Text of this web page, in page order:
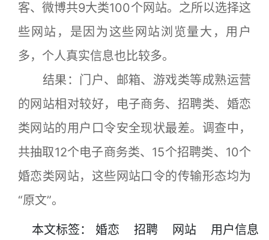
客、微博共9大类100个网站。之所以选择这
些网站，是因为这些网站浏览量大，用户
多，个人真实信息也比较多。
结果：门户、邮箱、游戏类等成熟运营
的网站相对较好，电子商务、招聘类、婚恋
类网站的用户口令安全现状最差。调查中，
共抽取12个电子商务类、15个招聘类、10个
婚恋类网站，这些网站口令的传输形态均为
“原文”。
本文标签： 婚恋 招聘 网站
用户信息